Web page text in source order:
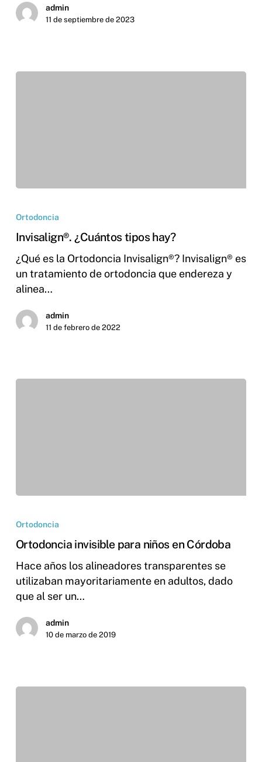
admin
11 de septiembre de 2023
Ortodoncia
Invisalign®. ¿Cuántos tipos hay?
¿Qué es la Ortodoncia Invisalign®? ​Invisalign® es
un tratamiento de ortodoncia que endereza y
alinea…
admin
11 de febrero de 2022
Ortodoncia
Ortodoncia invisible para niños en Córdoba
Hace años los alineadores transparentes se
utilizaban mayoritariamente en adultos, dado
que al ser un…
admin
10 de marzo de 2019